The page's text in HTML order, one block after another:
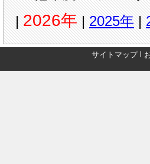
| 2026年 | 2025年 |
サイトマップl